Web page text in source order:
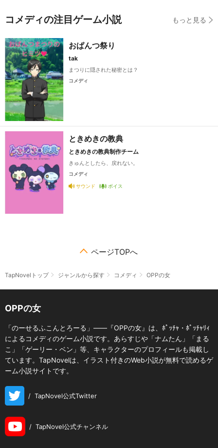
コメディの注目ゲーム小説 もっと見る
おぱんつ祭り
tak
まつりに隠された秘密とは？
コメディ
ときめきの教典
ときめきの教典制作チーム
きゅんとしたら、戻れない。
コメディ
サウンド ボイス
ページTOPへ
TapNovelトップ ジャンルから探す コメディ OPPの女
OPPの女
「のーせるふこんとろーる」――『OPPの女』は、ﾎﾟｯﾁｬ・ﾎﾟｯﾁｬﾘｨ
によるコメディのゲーム小説です。あらすじや「ナムたん」「まる
こ」「ゲーリー・ベン」等、キャラクターのプロフィールも掲載し
ています。TapNovelは、イラスト付きのWeb小説が無料で読めるゲ
ーム小説サイトです。
/ TapNovel公式Twitter
/ TapNovel公式チャンネル